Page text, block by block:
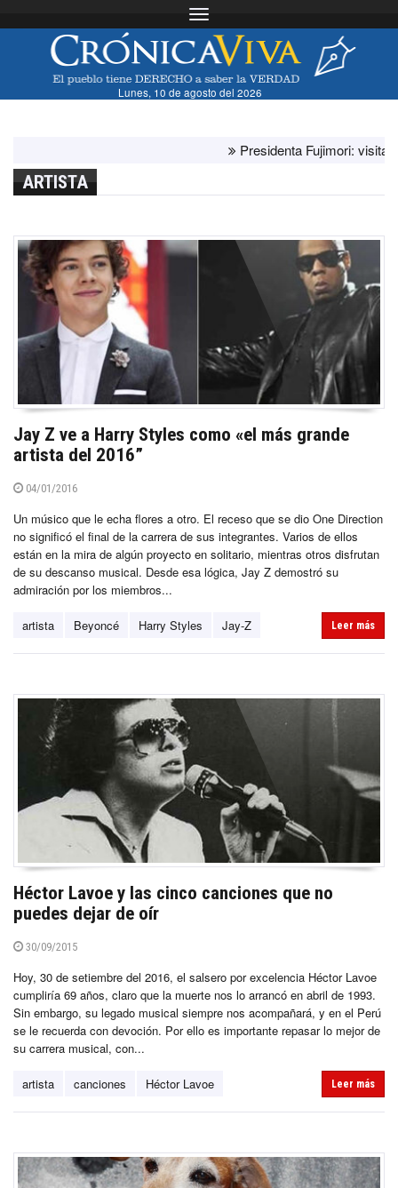
Toggle navigation
Lunes, 10 de agosto del 2026
Presidenta Fujimori: visita del
ARTISTA
Jay Z ve a Harry Styles como «el más grande
artista del 2016”
04/01/2016
Un músico que le echa flores a otro. El receso que se dio One Direction
no significó el final de la carrera de sus integrantes. Varios de ellos
están en la mira de algún proyecto en solitario, mientras otros disfrutan
de su descanso musical. Desde esa lógica, Jay Z demostró su
admiración por los miembros...
artista Beyoncé Harry Styles Jay-Z Leer más
Héctor Lavoe y las cinco canciones que no
puedes dejar de oír
30/09/2015
Hoy, 30 de setiembre del 2016, el salsero por excelencia Héctor Lavoe
cumpliría 69 años, claro que la muerte nos lo arrancó en abril de 1993.
Sin embargo, su legado musical siempre nos acompañará, y en el Perú
se le recuerda con devoción. Por ello es importante repasar lo mejor de
su carrera musical, con...
artista canciones Héctor Lavoe Leer más